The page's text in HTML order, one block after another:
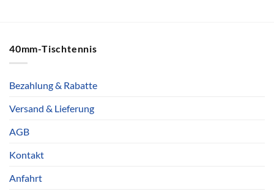
40mm-Tischtennis
Bezahlung & Rabatte
Versand & Lieferung
AGB
Kontakt
Anfahrt